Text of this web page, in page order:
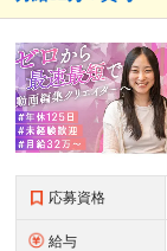
応募資格
給与